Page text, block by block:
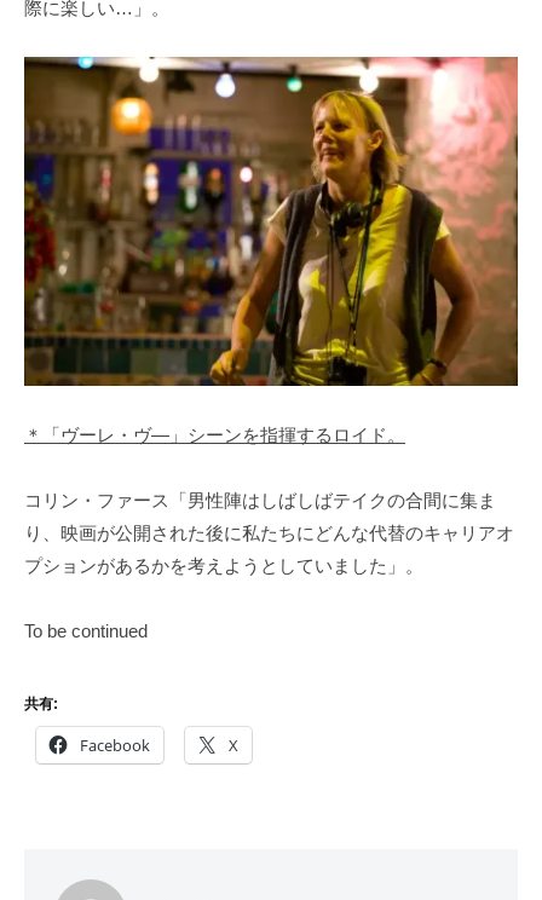
際に楽しい…」。
＊「ヴーレ・ヴ―」シーンを指揮するロイド。
コリン・ファース「男性陣はしばしばテイクの合間に集ま
り、映画が公開された後に私たちにどんな代替のキャリアオ
プションがあるかを考えようとしていました」。
To be continued
共有:
Facebook X